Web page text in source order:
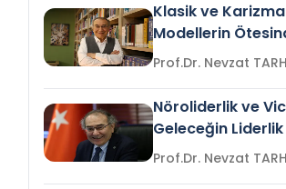
Klasik ve
Modellerin
Liderlik”
Prof.Dr.
Nöroliderlik ve
Geleceğin
Prof.Dr.